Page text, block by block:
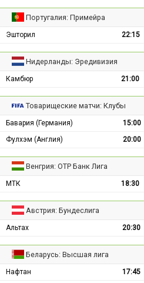
Португалия: Примейра
Эшторил 22:15
Нидерланды: Эредивизия
Камбюр 21:00
Товарищеские матчи: Клубы
Бавария (Германия) 15:00
Фулхэм (Англия)
20:00
Венгрия: ОТР Банк Лига
МТК 18:30
Австрия: Бундеслига
Альтах 20:30
Беларусь: Высшая лига
Нафтан 17:45